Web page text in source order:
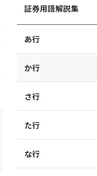
証券用語解説集
あ行
か行
さ行
た行
な行